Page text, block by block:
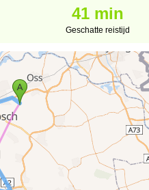
41 min
Geschatte reistijd